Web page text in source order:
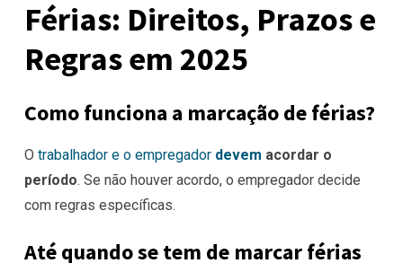
Férias: Direitos, Prazos e
Regras em 2025
Como funciona a marcação de férias?
O trabalhador e o empregador devem acordar o
período. Se não houver acordo, o empregador decide
com regras específicas.
Até quando se tem de marcar férias